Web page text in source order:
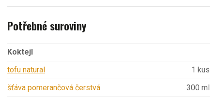
Potřebné suroviny
Koktejl
tofu natural
1 kus
šťáva pomerančová čerstvá
300 ml